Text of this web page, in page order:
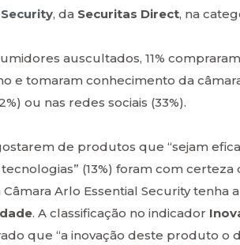
, da Securitas Direct, na
auscultados, 11%
e tomaram conhecimento da
ou nas redes sociais (33%).
de produtos que “sejam
(13%) foram com
Arlo Essential Security tenha
. A classificação no indicador
que “a inovação deste produto o